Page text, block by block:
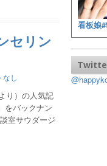
セリン
なし
り）の人気記
をバックナン
室サウダージ
看板娘